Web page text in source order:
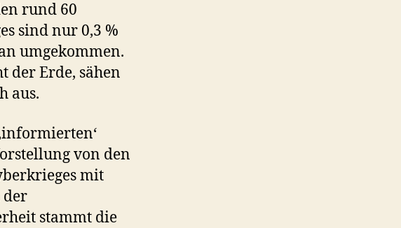
rund 60
sind nur 0,3 %
umgekommen.
der Erde, sähen
aus.
von den
mit
der
stammt die